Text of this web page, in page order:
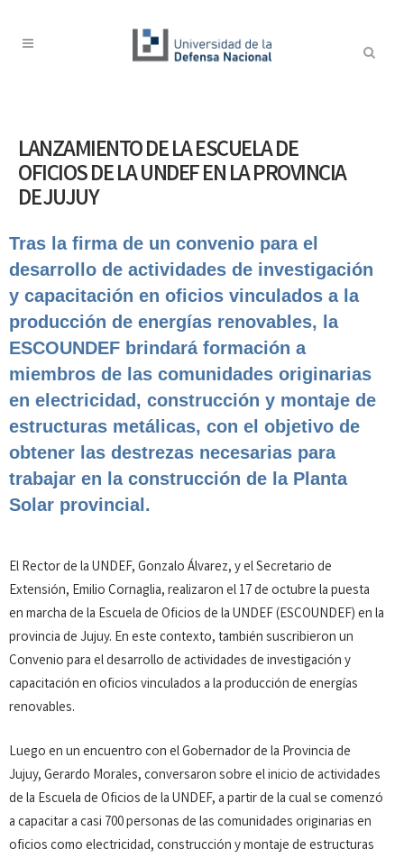
LANZAMIENTO DE LA ESCUELA DE
OFICIOS DE LA UNDEF EN LA PROVINCIA
DE JUJUY
Tras la firma de un convenio para el
desarrollo de actividades de investigación
y capacitación en oficios vinculados a la
producción de energías renovables, la
ESCOUNDEF brindará formación a
miembros de las comunidades originarias
en electricidad, construcción y montaje de
estructuras metálicas, con el objetivo de
obtener las destrezas necesarias para
trabajar en la construcción de la Planta
Solar provincial.
El Rector de la UNDEF, Gonzalo Álvarez, y el Secretario de
Extensión, Emilio Cornaglia, realizaron el 17 de octubre la puesta
en marcha de la Escuela de Oficios de la UNDEF (ESCOUNDEF) en la
provincia de Jujuy. En este contexto, también suscribieron un
Convenio para el desarrollo de actividades de investigación y
capacitación en oficios vinculados a la producción de energías
renovables.
Luego en un encuentro con el Gobernador de la Provincia de
Jujuy, Gerardo Morales, conversaron sobre el inicio de actividades
de la Escuela de Oficios de la UNDEF, a partir de la cual se comenzó
a capacitar a casi 700 personas de las comunidades originarias en
oficios como electricidad, construcción y montaje de estructuras